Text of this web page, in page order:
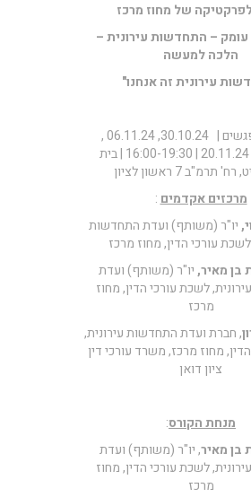
של מחוז מרכז
– התחדשות עירונית –
הלכה למעשה
עירונית זה אנחנו"
ארבעה מפגשים | 30.10.24, 06.11.24 ,
12.11.24, 20.11.24 | 16:00-19:30 | בית
תרמ"ב 7 ראשון לציון
מרכזים אקדמים :
יו"ר (משותף) ועדת התחדשות
לשכת עורכי הדין, מחוז מרכז
בן מאיר, יו"ר (משותף) ועדת
לשכת עורכי הדין, מחוז
מרכז
, חברת ועדת התחדשות עירונית,
מחוז מרכז, משרד עורכי דין
ציון דואן
מנחת הקורס:
בן מאיר, יו"ר (משותף) ועדת
לשכת עורכי הדין, מחוז
מרכז